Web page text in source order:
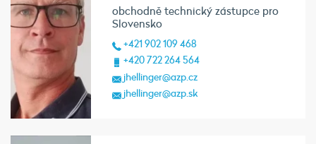
obchodně technický zástupce pro
Slovensko
+421 902 109 468
+420 722 264 564
jhellinger@azp.cz
jhellinger@azp.sk